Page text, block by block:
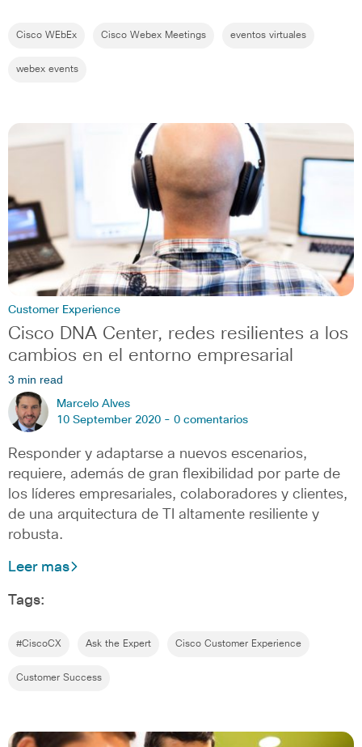
Cisco WEbEx Cisco Webex Meetings eventos virtuales
webex events
Customer Experience
Cisco DNA Center, redes resilientes a los
cambios en el entorno empresarial
3 min read
Marcelo Alves
10 September 2020 - 0 comentarios
Responder y adaptarse a nuevos escenarios,
requiere, además de gran flexibilidad por parte de
los líderes empresariales, colaboradores y clientes,
de una arquitectura de TI altamente resiliente y
robusta.
Leer mas
Tags:
#CiscoCX Ask the Expert Cisco Customer Experience
Customer Success